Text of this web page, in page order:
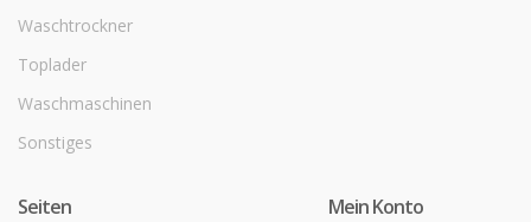
Waschtrockner
Toplader
Waschmaschinen
Sonstiges
Seiten Mein Konto